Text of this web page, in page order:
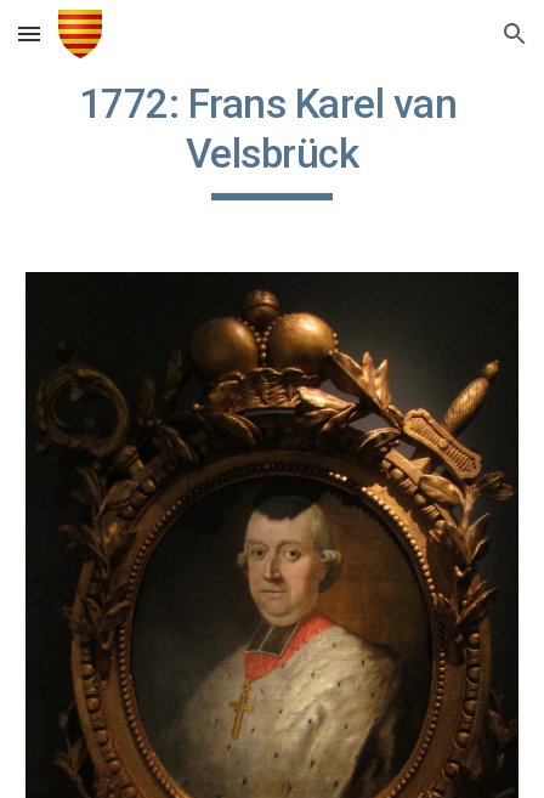
Skip to main content Skip to navigation
1772: Frans Karel van
Velsbrück